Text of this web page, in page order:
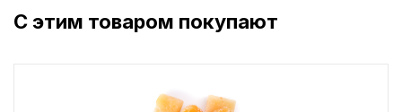
С этим товаром покупают